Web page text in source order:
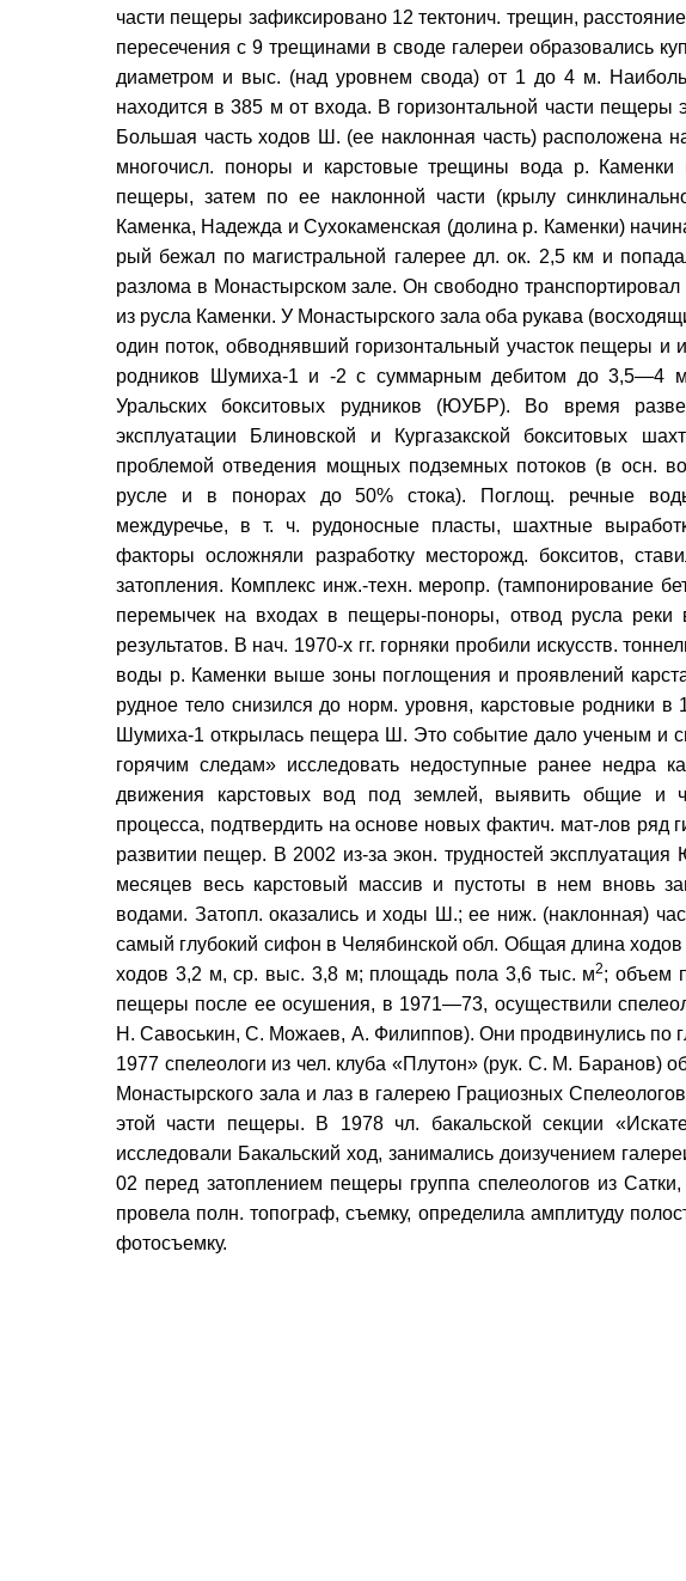
части пещеры зафиксировано 12 тектонич. трещин,
пересечения с 9 трещинами в своде галереи образовались
диаметром и выс. (над уровнем свода) от 1 до 4 м.
находится в 385 м от входа. В горизонтальной части пещеры
Большая часть ходов Ш. (ее наклонная часть) расположена
многочисл. поноры и карстовые трещины вода р. Каменки
пещеры, затем по ее наклонной части (крылу
Каменка, Надежда и Сухокаменская (долина р. Каменки)
рый бежал по магистральной галерее дл. ок. 2,5 км и
разлома в Монастырском зале. Он свободно
из русла Каменки. У Монастырского зала оба рукава
один поток, обводнявший горизонтальный участок пещеры и
родников Шумиха-1 и -2 с суммарным дебитом до 3,5—4 м
Уральских бокситовых рудников (ЮУБР). Во время
эксплуатации Блиновской и Кургазакской бокситовых
проблемой отведения мощных подземных потоков (в осн.
русле и в понорах до 50% стока). Поглощ. речные
междуречье, в т. ч. рудоносные пласты, шахтные
факторы осложняли разработку месторожд. бокситов,
затопления. Комплекс инж.-техн. меропр. (тампонирование
перемычек на входах в пещеры-поноры, отвод русла
результатов. В нач. 1970-х гг. горняки пробили искусств.
воды р. Каменки выше зоны поглощения и проявлений
рудное тело снизился до норм. уровня, карстовые родники
Шумиха-1 открылась пещера Ш. Это событие дало ученым и
горячим следам» исследовать недоступные ранее недра
движения карстовых вод под землей, выявить общие и
процесса, подтвердить на основе новых фактич. мат-лов ряд
развитии пещер. В 2002 из-за экон. трудностей
месяцев весь карстовый массив и пустоты в нем вновь
водами. Затопл. оказались и ходы Ш.; ее ниж. (наклонная)
самый глубокий сифон в Челябинской обл. Общая длина
ходов 3,2 м, ср. выс. 3,8 м; площадь пола 3,6 тыс. м2; объем
пещеры после ее осушения, в 1971—73, осуществили
Н. Савоськин, С. Можаев, А. Филиппов). Они продвинулись по
1977 спелеологи из чел. клуба «Плутон» (рук. С. М. Баранов)
Монастырского зала и лаз в галерею Грациозных
этой части пещеры. В 1978 чл. бакальской секции
исследовали Бакальский ход, занимались доизучением
02 перед затоплением пещеры группа спелеологов из
провела полн. топограф, съемку, определила амплитуду
фотосъемку.